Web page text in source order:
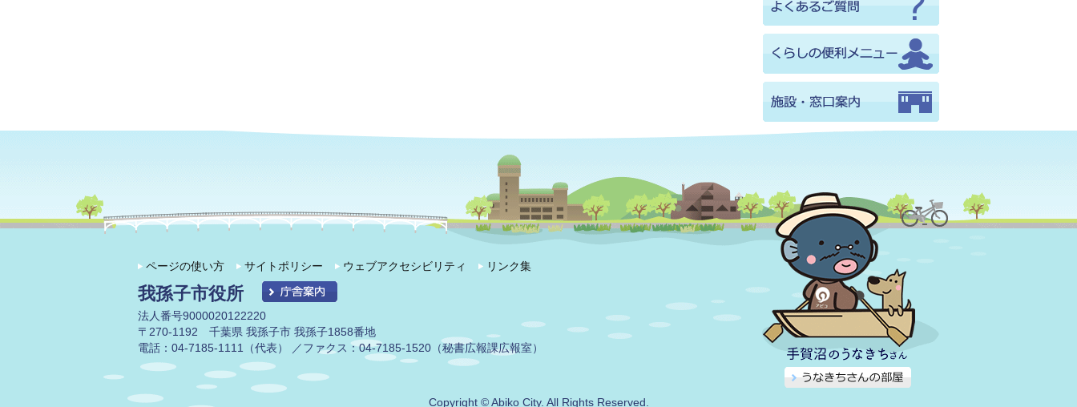
ページの使い方 サイトポリシー ウェブアクセシビリティ リンク集
我孫子市役所
法人番号9000020122220
〒270-1192 千葉県 我孫子市 我孫子1858番地
電話：04-7185-1111（代表） ／ファクス：04-7185-1520（秘書広報課広報室）
Copyright © Abiko City. All Rights Reserved.